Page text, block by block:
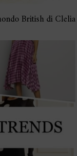
British di Clelia